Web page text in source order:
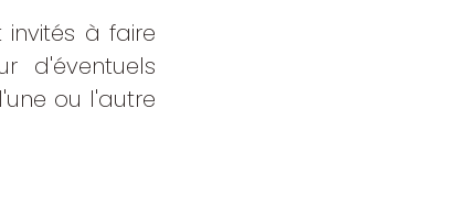
à faire
d'éventuels
ou l'autre